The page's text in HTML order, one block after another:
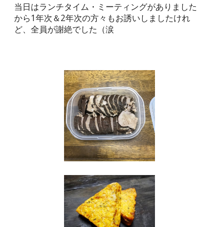
当日はランチタイム・ミーティングがありました
から1年次＆2年次の方々もお誘いしましたけれ
ど、全員が謝絶でした（涙